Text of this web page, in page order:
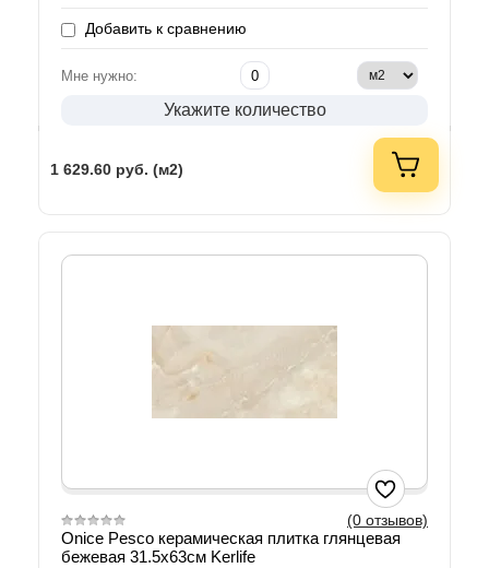
Добавить к сравнению
Мне нужно:
Укажите количество
1 629.60 руб. (м2)
(0 отзывов)
Onice Pesco керамическая плитка глянцевая
бежевая 31.5x63см Kerlife